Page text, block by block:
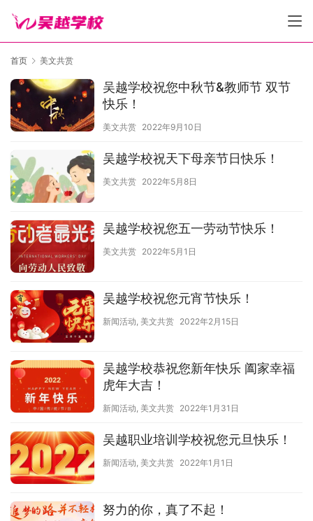
首页 美文共赏
吴越学校祝您中秋节&教师节 双节
快乐！
美文共赏 2022年9月10日
吴越学校祝天下母亲节日快乐！
美文共赏 2022年5月8日
吴越学校祝您五一劳动节快乐！
美文共赏 2022年5月1日
吴越学校祝您元宵节快乐！
新闻活动 美文共赏 2022年2月15日
吴越学校恭祝您新年快乐 阖家幸福
虎年大吉！
新闻活动 美文共赏 2022年1月31日
吴越职业培训学校祝您元旦快乐！
新闻活动 美文共赏 2022年1月1日
努力的你，真了不起！